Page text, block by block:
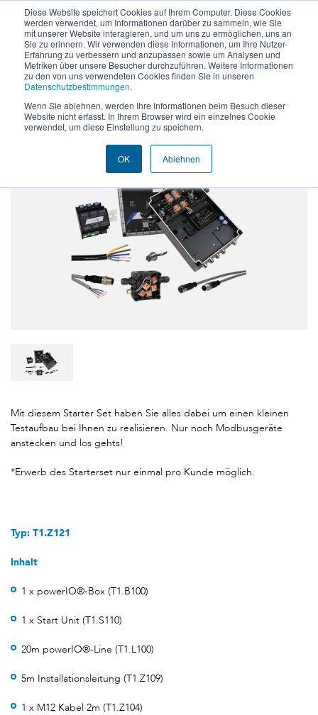
Diese Website speichert Cookies auf Ihrem Computer. Diese Cookies
werden verwendet, um Informationen darüber zu sammeln, wie Sie
mit unserer Website interagieren, und um uns zu ermöglichen, uns an
Sie zu erinnern. Wir verwenden diese Informationen, um Ihre Nutzer-
Erfahrung zu verbessern und anzupassen sowie um Analysen und
Metriken über unsere Besucher durchzuführen. Weitere Informationen
zu den von uns verwendeten Cookies finden Sie in unseren
Datenschutzbestimmungen.
Wenn Sie ablehnen, werden Ihre Informationen beim Besuch dieser
Website nicht erfasst. In Ihrem Browser wird ein einzelnes Cookie
verwendet, um diese Einstellung zu speichern.
OK Ablehnen
DE EN
powerIO®-Starter Set
Mit diesem Starter Set haben Sie alles dabei um einen kleinen
Testaufbau bei Ihnen zu realisieren. Nur noch Modbusgeräte
anstecken und los gehts!
*Erwerb des Starterset nur einmal pro Kunde möglich.
Typ: T1.Z121
Inhalt
1 x powerIO®-Box (T1.B100)
1 x Start Unit (T1.S110)
20m powerIO®-Line (T1.L100)
5m Installationsleitung (T1.Z109)
1 x M12 Kabel 2m (T1.Z104)